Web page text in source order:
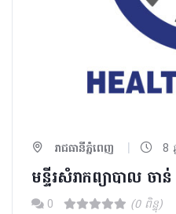
រាជធានីភ្នំពេញ | 8
មន្ទីរសំរាកព្យាបាល ចាន់
0 (0 ពិន្ទុ)